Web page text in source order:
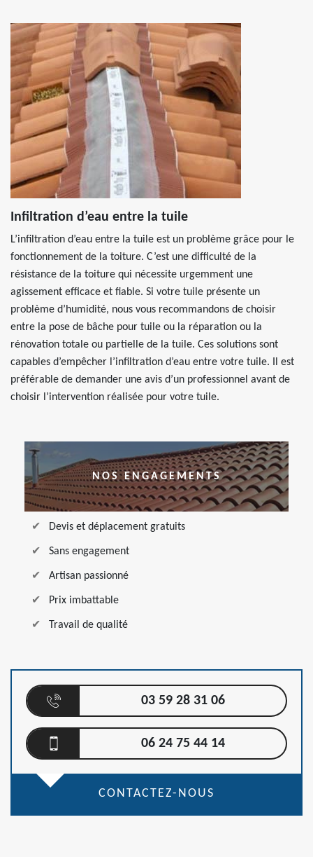
Infiltration d’eau entre la tuile
L’infiltration d’eau entre la tuile est un problème grâce pour le
fonctionnement de la toiture. C’est une difficulté de la
résistance de la toiture qui nécessite urgemment une
agissement efficace et fiable. Si votre tuile présente un
problème d’humidité, nous vous recommandons de choisir
entre la pose de bâche pour tuile ou la réparation ou la
rénovation totale ou partielle de la tuile. Ces solutions sont
capables d’empêcher l’infiltration d’eau entre votre tuile. Il est
préférable de demander une avis d’un professionnel avant de
choisir l’intervention réalisée pour votre tuile.
NOS ENGAGEMENTS
Devis et déplacement gratuits
Sans engagement
Artisan passionné
Prix imbattable
Travail de qualité
03 59 28 31 06
06 24 75 44 14
CONTACTEZ-NOUS